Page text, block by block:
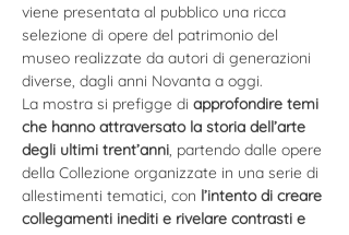
viene presentata al pubblico una ricca
selezione di opere del patrimonio del
museo realizzate da autori di generazioni
diverse, dagli anni Novanta a oggi.
La mostra si prefigge di approfondire temi
che hanno attraversato la storia dell’arte
degli ultimi trent’anni, partendo dalle opere
della Collezione organizzate in una serie di
allestimenti tematici, con l’intento di creare
collegamenti inediti e rivelare contrasti e